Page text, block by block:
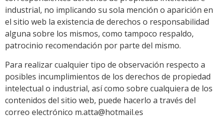
industrial, no implicando su sola mención o aparición en
el sitio web la existencia de derechos o responsabilidad
alguna sobre los mismos, como tampoco respaldo,
patrocinio recomendación por parte del mismo.
Para realizar cualquier tipo de observación respecto a
posibles incumplimientos de los derechos de propiedad
intelectual o industrial, así como sobre cualquiera de los
contenidos del sitio web, puede hacerlo a través del
correo electrónico m.atta@hotmail.es